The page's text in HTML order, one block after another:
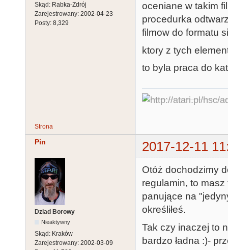
Skąd: Rabka-Zdrój
Zarejestrowany: 2002-04-23
Posty: 8,329
oceniane w takim
procedurka
filmow do formatu
ktory z tych
to byla praca do
Strona
Pin 2017-12-11
Dziad Borowy
Nieaktywny
Skąd: Kraków
Zarejestrowany: 2002-03-09
Otóż dochodzimy
regulamin, to
panujące na
określiłeś.
Tak czy inaczej to
bardzo ładna :)-